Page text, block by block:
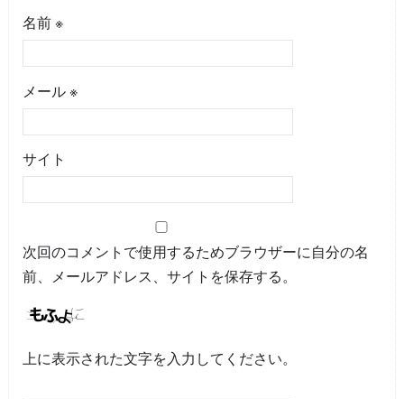
名前 ※
メール ※
サイト
次回のコメントで使用するためブラウザーに自分の名
前、メールアドレス、サイトを保存する。
上に表示された文字を入力してください。